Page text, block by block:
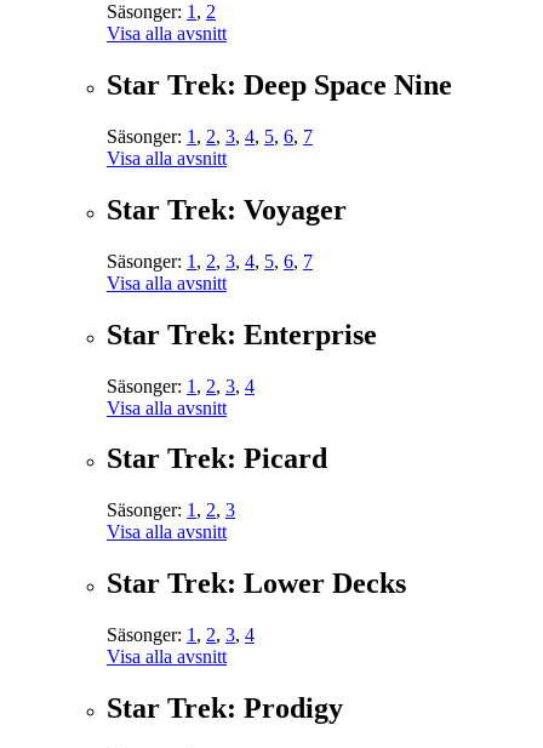
Säsonger: 1 , 2
Visa alla avsnitt
Star Trek: Deep Space Nine
Säsonger: 1 , 2, 3, 4, 5, 6, 7
Visa alla avsnitt
Star Trek: Voyager
Säsonger: 1 , 2, 3, 4, 5, 6, 7
Visa alla avsnitt
Star Trek: Enterprise
Säsonger: 1 , 2, 3, 4
Visa alla avsnitt
Star Trek: Picard
Säsonger: 1 , 2, 3
Visa alla avsnitt
Star Trek: Lower Decks
Säsonger: 1 , 2, 3, 4
Visa alla avsnitt
Star Trek: Prodigy